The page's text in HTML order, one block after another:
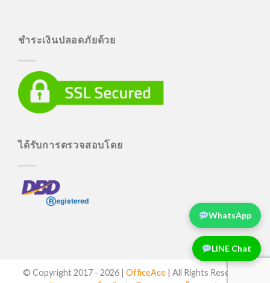
ชำระเงินปลอดภัยด้วย
ได้รับการตรวจสอบโดย
© Copyright 2017 - 2026 | OfficeAce | All Rights Reserved
LINE Chat
WhatsApp